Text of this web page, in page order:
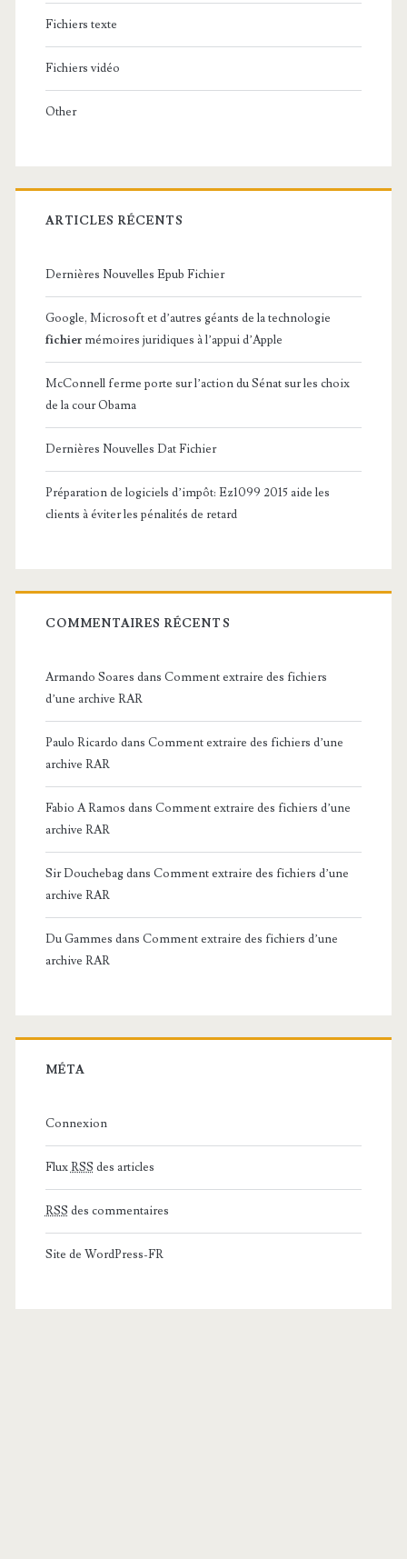
Fichiers texte
Fichiers vidéo
Other
ARTICLES RÉCENTS
Dernières Nouvelles Epub Fichier
Google, Microsoft et d’autres géants de la technologie
fichier mémoires juridiques à l’appui d’Apple
McConnell ferme porte sur l’action du Sénat sur les choix
de la cour Obama
Dernières Nouvelles Dat Fichier
Préparation de logiciels d’impôt: Ez1099 2015 aide les
clients à éviter les pénalités de retard
COMMENTAIRES RÉCENTS
Armando Soares dans Comment extraire des fichiers
d’une archive RAR
Paulo Ricardo dans Comment extraire des fichiers d’une
archive RAR
Fabio A Ramos dans Comment extraire des fichiers d’une
archive RAR
Sir Douchebagdans Comment extraire des fichiers d’une
archive RAR
Du Gammes dans Comment extraire des fichiers d’une
archive RAR
MÉTA
Connexion
FluxRSS des articles
RSS des commentaires
Site de WordPress-FR